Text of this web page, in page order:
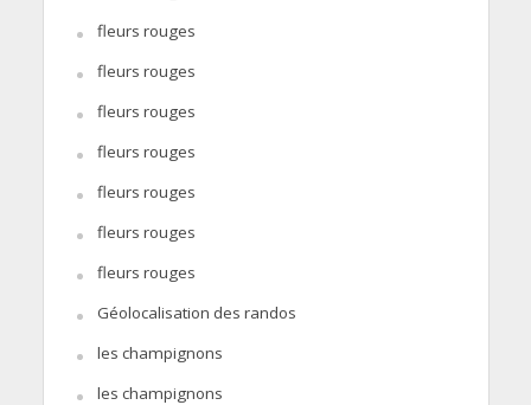
fleurs rouges
fleurs rouges
fleurs rouges
fleurs rouges
fleurs rouges
fleurs rouges
fleurs rouges
Géolocalisation des randos
les champignons
les champignons